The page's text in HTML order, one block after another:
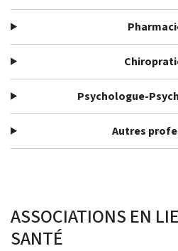
Psychologue-
Autres
ASSOCIATIONS EN
SANTÉ